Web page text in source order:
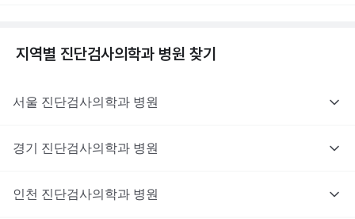
지역별 진단검사의학과 병원 찾기
서울 진단검사의학과 병원
경기 진단검사의학과 병원
인천 진단검사의학과 병원